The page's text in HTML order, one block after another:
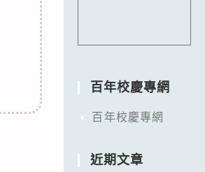
百年校慶專網
百年校慶專網
近期文章